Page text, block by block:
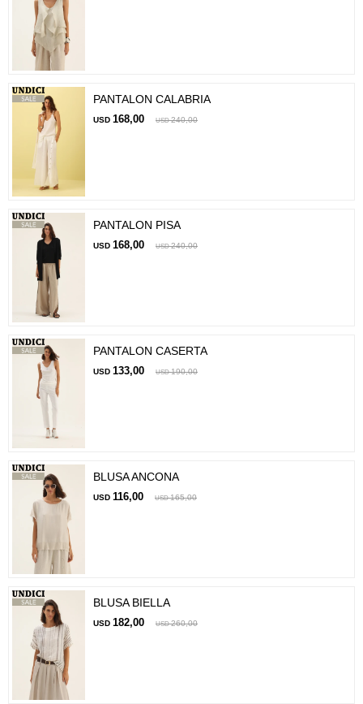
PANTALON CALABRIA
USD 168,00 USD 240,00
PANTALON PISA
USD 168,00 USD 240,00
PANTALON CASERTA
USD 133,00 USD 190,00
BLUSA ANCONA
USD 116,00 USD 165,00
BLUSA BIELLA
USD 182,00 USD 260,00